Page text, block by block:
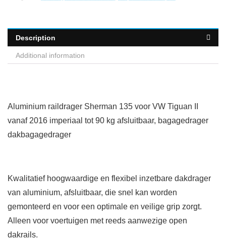
Description
Additional information
Aluminium raildrager Sherman 135 voor VW Tiguan II
vanaf 2016 imperiaal tot 90 kg afsluitbaar, bagagedrager
dakbagagedrager
Kwalitatief hoogwaardige en flexibel inzetbare dakdrager
van aluminium, afsluitbaar, die snel kan worden
gemonteerd en voor een optimale en veilige grip zorgt.
Alleen voor voertuigen met reeds aanwezige open
dakrails.